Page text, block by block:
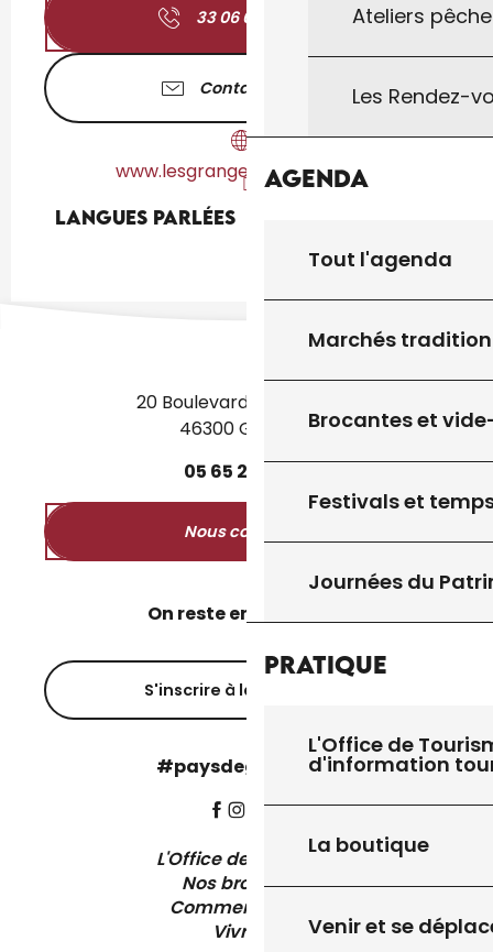
Ateliers
Les Rendez-
Agenda
Tout l'agenda
Marchés
Brocantes et
Festivals et
Journées du
Pratique
L'Office de
d'information
La boutique
Venir et se
33 06 09 30 30
Contactez-nous
www.lesgrangesdubarrihaut.fr
Langues parlées
Langues parlées
20 Boulevard des Martyrs
46300 Gourdon
05 65 27
Nous contacter
On reste en contact ?
S'inscrire à la newsletter
#paysdegourdon !
L'Office de Tourisme
Nos brochures
Comment venir ?
Vivre ici